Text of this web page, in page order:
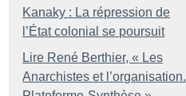
Kanaky : La répression de
l’État colonial se poursuit
Lire René Berthier, « Les
Anarchistes et l’organisation.